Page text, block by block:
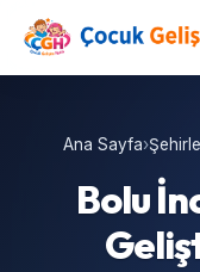
Ana Sayfa›
Bolu